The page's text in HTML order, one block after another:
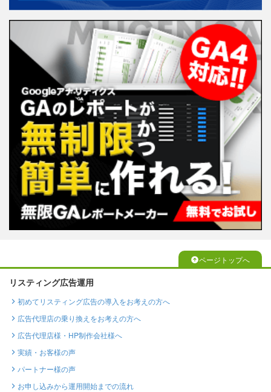
ページトップへ
リスティング広告運用
初めてリスティング広告の導入をお考えの方へ
広告代理店の乗り換えをお考えの方へ
広告代理店様・HP制作会社様へ
実績・お客様の声
パートナー様の声
お申し込みから運用開始までの流れ